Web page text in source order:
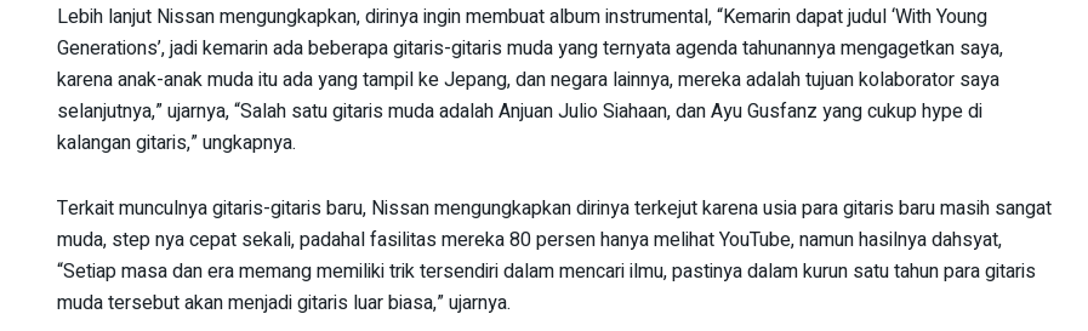
Lebih lanjut Nissan mengungkapkan, dirinya ingin membuat album instrumental, “Kemarin dapat judul ‘With Young
Generations’, jadi kemarin ada beberapa gitaris-gitaris muda yang ternyata agenda tahunannya mengagetkan saya,
karena anak-anak muda itu ada yang tampil ke Jepang, dan negara lainnya, mereka adalah tujuan kolaborator saya
selanjutnya,” ujarnya, “Salah satu gitaris muda adalah Anjuan Julio Siahaan, dan Ayu Gusfanz yang cukup hype di
kalangan gitaris,” ungkapnya.
Terkait munculnya gitaris-gitaris baru, Nissan mengungkapkan dirinya terkejut karena usia para gitaris baru masih sangat
muda, step nya cepat sekali, padahal fasilitas mereka 80 persen hanya melihat YouTube, namun hasilnya dahsyat,
“Setiap masa dan era memang memiliki trik tersendiri dalam mencari ilmu, pastinya dalam kurun satu tahun para gitaris
muda tersebut akan menjadi gitaris luar biasa,” ujarnya.